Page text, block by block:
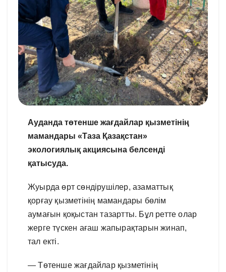
Ауданда төтенше жағдайлар қызметінің
мамандары «Таза Қазақстан»
экологиялық акциясына белсенді
қатысуда.
Жуырда өрт сөндірушілер, азаматтық
қорғау қызметінің мамандары бөлім
аумағын қоқыстан тазартты. Бұл ретте олар
жерге түскен ағаш жапырақтарын жинап,
тал екті.
— Төтенше жағдайлар қызметінің